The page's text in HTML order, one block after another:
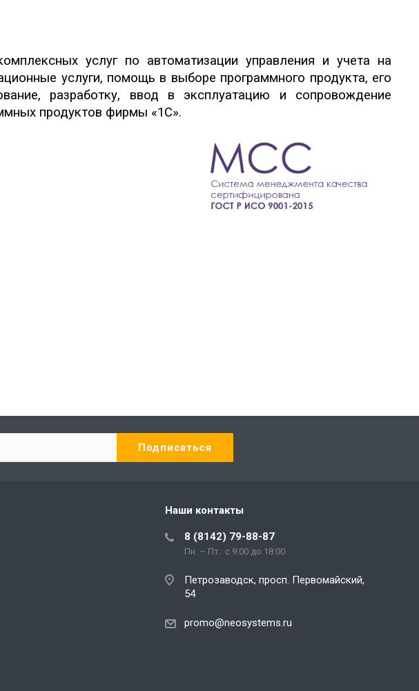
услуг по автоматизации управления и учета на
услуги, помощь в выборе программного продукта, его
разработку, ввод в эксплуатацию и сопровождение
продуктов фирмы «1С».
Наши контакты
8 (8142) 79-88-87
Пн. – Пт.: с 9:00 до 18:00
Петрозаводск, просп. Первомайский,
54
promo@neosystems.ru